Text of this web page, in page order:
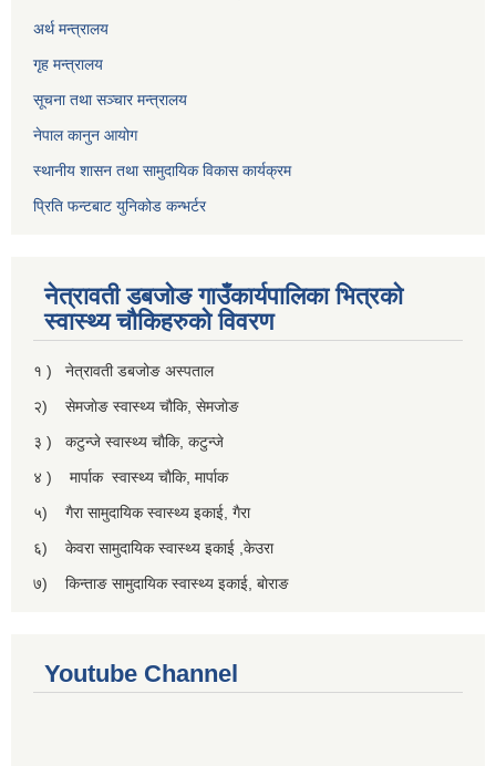
अर्थ मन्त्रालय
गृह मन्त्रालय
सूचना तथा सञ्चार मन्त्रालय
नेपाल कानुन आयोग
स्थानीय शासन तथा सामुदायिक विकास कार्यक्रम
प्रिति फन्टबाट युनिकोड कन्भर्टर
नेत्रावती डबजाेङ गाउँकार्यपालिका भित्रकाे
स्वास्थ्य चाैकिहरुकाे विवरण
१ ) नेत्रावती डबजोङ अस्पताल
२) सेमजाेङ स्वास्थ्य चाैकि, सेमजाेङ
३ ) कटुन्जे स्वास्थ्य चाैकि, कटुन्जे
४ ) मार्पाक स्वास्थ्य चाैकि, मार्पाक
५) गैरा सामुदायिक स्वास्थ्य इकाई, गैरा
६) केवरा सामुदायिक स्वास्थ्य इकाई ,केउरा
७) किन्ताङ सामुदायिक स्वास्थ्य इकाई, बाेराङ
Youtube Channel